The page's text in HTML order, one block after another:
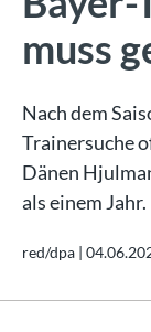
muss
Nach dem
Trainersuche
Dänen
als einem Jahr.
red/dpa |